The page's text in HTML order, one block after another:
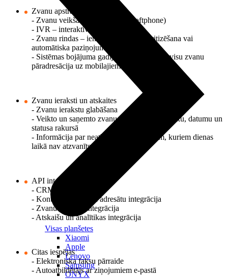
Visas planšetes
Xiaomi
Apple
Lenovo
Samsung
ONYX
Zvanu apstrāde
- Zvanu veikšana no lietotnes (Softphone)
- IVR – interaktīva balss saziņa
- Zvanu rindas – ienākošo zvanu prioritizēšana vai
automātiska paziņojuma atskaņošana
- Sistēmas bojājuma gadījumā automātiska visu zvanu
pāradresācija uz mobilajiem numuriem
Zvanu ieraksti un atskaites
- Zvanu ierakstu glabāšana
- Veikto un saņemto zvanu apjoms – darbinieku, datumu un
statusa rakursā
- Informācija par neatbildētajiem zvaniem, kuriem dienas
laikā nav atzvanīts
API integrācijas iespējas
- CRM integrācija
- Kontaktpersonu un adresātu integrācija
- Zvanu ierakstu integrācija
- Atskaišu un analītikas integrācija
Citas iespējas
- Elektroniska faksu pārraide
- Autoatbildētājs ar ziņojumiem e-pastā